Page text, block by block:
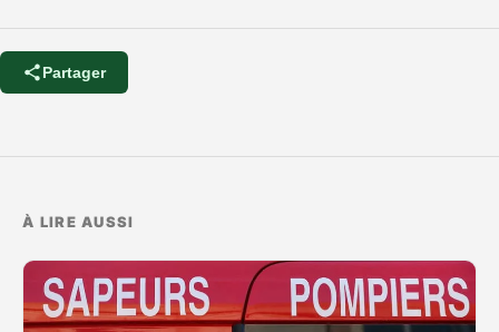
Partager
À LIRE AUSSI